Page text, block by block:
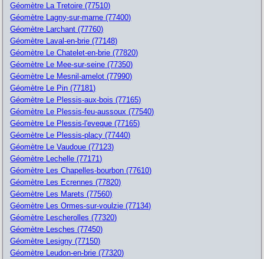
Géomètre La Tretoire (77510)
Géomètre Lagny-sur-marne (77400)
Géomètre Larchant (77760)
Géomètre Laval-en-brie (77148)
Géomètre Le Chatelet-en-brie (77820)
Géomètre Le Mee-sur-seine (77350)
Géomètre Le Mesnil-amelot (77990)
Géomètre Le Pin (77181)
Géomètre Le Plessis-aux-bois (77165)
Géomètre Le Plessis-feu-aussoux (77540)
Géomètre Le Plessis-l'eveque (77165)
Géomètre Le Plessis-placy (77440)
Géomètre Le Vaudoue (77123)
Géomètre Lechelle (77171)
Géomètre Les Chapelles-bourbon (77610)
Géomètre Les Ecrennes (77820)
Géomètre Les Marets (77560)
Géomètre Les Ormes-sur-voulzie (77134)
Géomètre Lescherolles (77320)
Géomètre Lesches (77450)
Géomètre Lesigny (77150)
Géomètre Leudon-en-brie (77320)